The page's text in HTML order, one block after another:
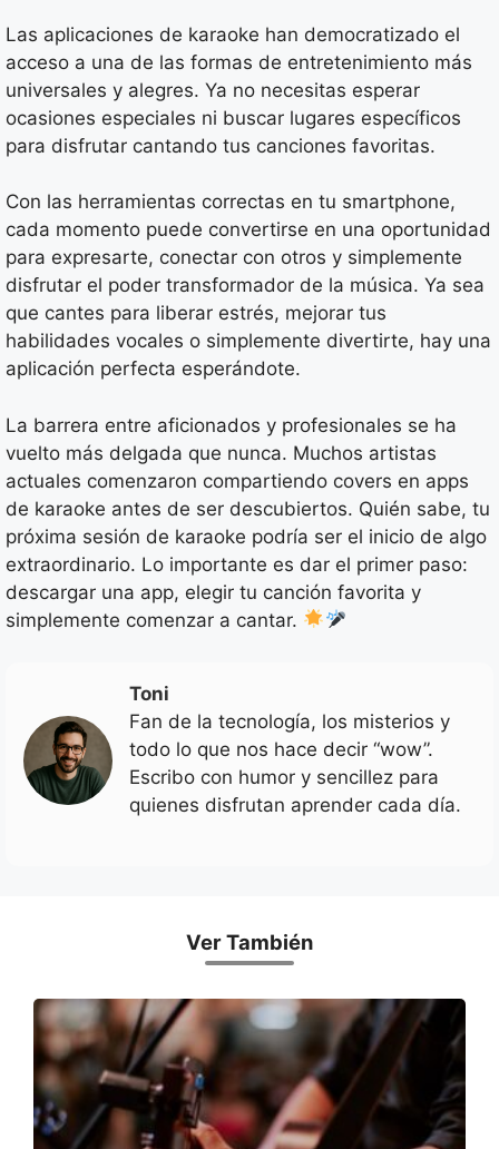
Las aplicaciones de karaoke han democratizado el
acceso a una de las formas de entretenimiento más
universales y alegres. Ya no necesitas esperar
ocasiones especiales ni buscar lugares específicos
para disfrutar cantando tus canciones favoritas.
Con las herramientas correctas en tu smartphone,
cada momento puede convertirse en una oportunidad
para expresarte, conectar con otros y simplemente
disfrutar el poder transformador de la música. Ya sea
que cantes para liberar estrés, mejorar tus
habilidades vocales o simplemente divertirte, hay una
aplicación perfecta esperándote.
La barrera entre aficionados y profesionales se ha
vuelto más delgada que nunca. Muchos artistas
actuales comenzaron compartiendo covers en apps
de karaoke antes de ser descubiertos. Quién sabe, tu
próxima sesión de karaoke podría ser el inicio de algo
extraordinario. Lo importante es dar el primer paso:
descargar una app, elegir tu canción favorita y
simplemente comenzar a cantar.
Toni
Fan de la tecnología, los misterios y
todo lo que nos hace decir “wow”.
Escribo con humor y sencillez para
quienes disfrutan aprender cada día.
Ver También